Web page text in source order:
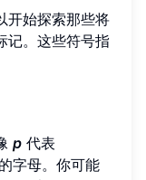
开始探索那些将
记。这些符号指
p 代表
的字母。你可能